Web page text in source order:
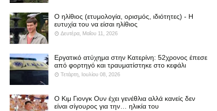
Ο ηλίθιος (ετυμολογία, ορισμός, ιδιότητες) - Η
ευτυχία του να είσαι ηλίθιος
Δευτέρα, Μαΐου 11, 2026
Εργατικό ατύχημα στην Κατερίνη: 52χρονος έπεσε
από φορτηγό και τραυματίστηκε στο κεφάλι
Τετάρτη, Ιουλίου 08, 2026
Ο Κιμ Γιονγκ Ουν έχει γενέθλια αλλά κανείς δεν
είναι σίγουρος για την… ηλικία του